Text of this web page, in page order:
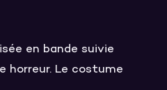
en bande suivie
horreur. Le costume